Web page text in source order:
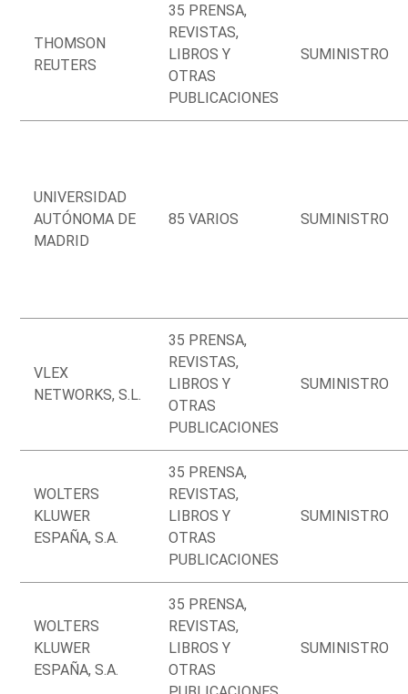
THOMSON
REUTERS
35 PRENSA,
REVISTAS,
LIBROS Y
OTRAS
PUBLICACIONES
SUMINISTRO
UNIVERSIDAD
AUTÓNOMA DE
MADRID
85 VARIOS SUMINISTRO
VLEX
NETWORKS, S.L.
35 PRENSA,
REVISTAS,
LIBROS Y
OTRAS
PUBLICACIONES
SUMINISTRO
WOLTERS
KLUWER
ESPAÑA, S.A.
35 PRENSA,
REVISTAS,
LIBROS Y
OTRAS
PUBLICACIONES
SUMINISTRO
WOLTERS
KLUWER
ESPAÑA, S.A.
35 PRENSA,
REVISTAS,
LIBROS Y
OTRAS
SUMINISTRO